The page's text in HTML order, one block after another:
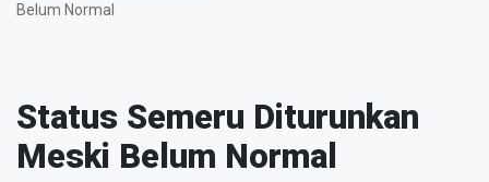
Belum Normal
Status Semeru Diturunkan
Meski Belum Normal